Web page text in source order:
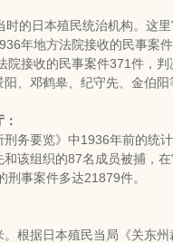
的日本殖民统治机构。这
年地方法院接收的民事案
院接收的民事案件371件，
、邓鹤皋、纪守先、金伯
务要览》中1936年前的统
和该组织的87名成员被捕，
刑事案件多达21879件。
根据日本殖民当局《关东